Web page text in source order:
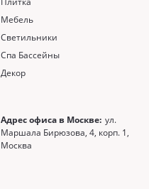
Мебель
Светильники
Спа Бассейны
Декор
Адрес офиса в Москве: ул.
Маршала Бирюзова, 4, корп. 1,
Москва